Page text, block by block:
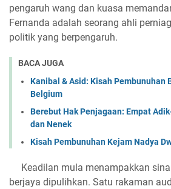
pengaruh wang dan kuasa
Fernanda adalah seorang ahli
politik yang berpengaruh.
BACA JUGA
Kanibal & Asid: Kisah Pembunuhan
Belgium
Berebut Hak Penjagaan: Empat
dan Nenek
Kisah Pembunuhan Kejam Nadya
Keadilan mula menampakkan
berjaya dipulihkan. Satu rakaman